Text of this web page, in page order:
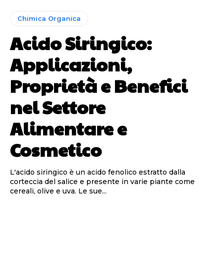
Chimica Organica
Acido Siringico:
Applicazioni,
Proprietà e Benefici
nel Settore
Alimentare e
Cosmetico
L'acido siringico è un acido fenolico estratto dalla
corteccia del salice e presente in varie piante come
cereali, olive e uva. Le sue...